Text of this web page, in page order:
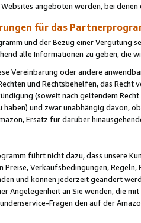
angeboten werden, bei
für das
und der Bezug einer Vergütung
alle Informationen zu geben, die
Vereinbarung oder andere
und Rechtsbehelfen, das
(soweit nach geltendem
haben) und zwar unabhängig davon,
Ersatz für darüber
führt nicht dazu, dass unsere
Preise, Verkaufsbedingungen,
und können jederzeit geändert
Angelegenheit an Sie wenden, die
Fragen den auf der